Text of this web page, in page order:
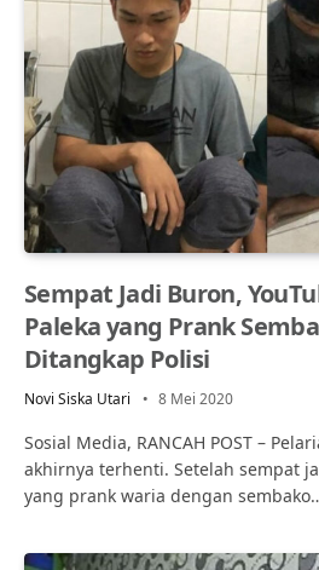
Sempat Jadi Buron,
Paleka yang Prank
Ditangkap Polisi
Novi Siska Utari 8 Mei 2020
Sosial Media, RANCAH POST –
akhirnya terhenti. Setelah sempat
yang prank waria dengan